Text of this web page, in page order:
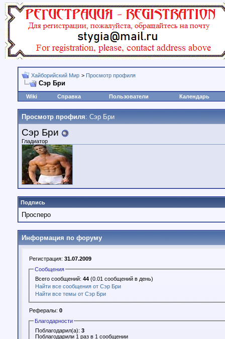
Хайборийский Мир > Просмотр профиля
Сэр Бри
Wiki Справка Пользователи Календарь
Просмотр профиля: Сэр Бри
Сэр Бри
Гладиатор
Подпись
Просперо
Информация по форуму
Регистрация: 31.07.2009
Сообщения
Всего сообщений:44 (0.01 сообщений в день)
Найти все сообщения от Сэр Бри
Найти все темы от Сэр Бри
Рефералы: 0
Благодарности
Поблагодарил(а):3
Поблагодарили 1 раз в 1 сообщении